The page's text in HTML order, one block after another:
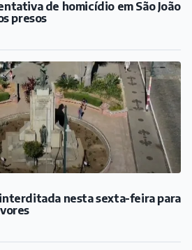
de homicídio em São João
presos
nesta sexta-feira para